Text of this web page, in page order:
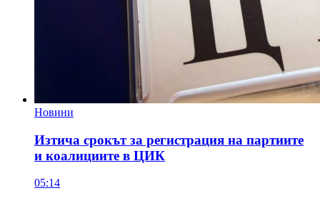
Новини
Изтича срокът за регистрация на партиите
и коалициите в ЦИК
05:14